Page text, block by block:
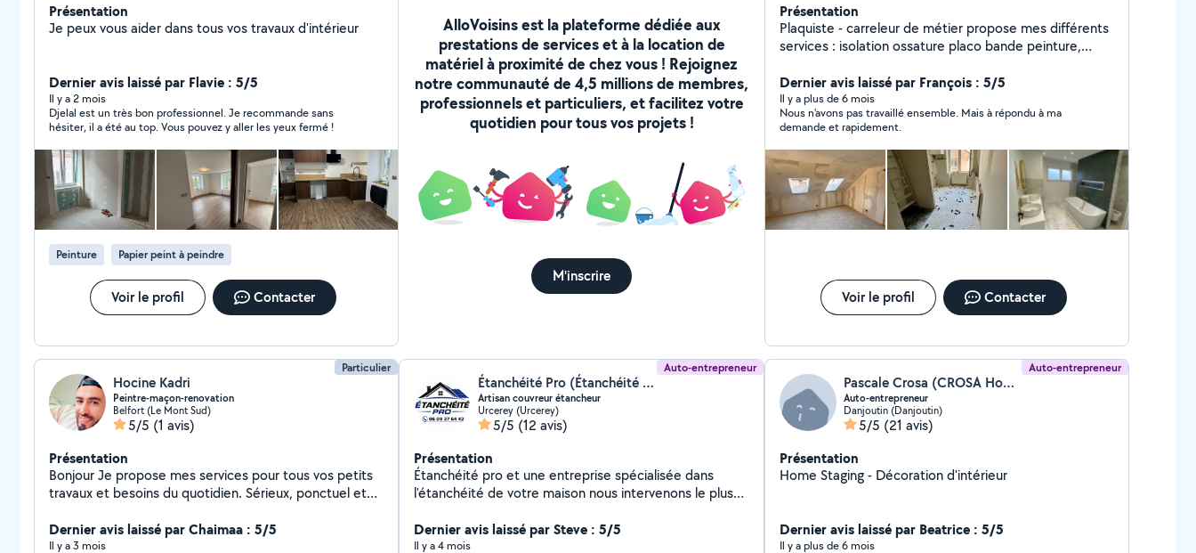
Présentation
Je peux vous aider dans tous vos travaux d'intérieur
Dernier avis laissé par Flavie : 5/5
Il y a 2 mois
Djelal est un très bon professionnel. Je recommande sans
hésiter, il a été au top. Vous pouvez y aller les yeux fermé !
Peinture Papier peint à peindre
Voir le profil Contacter
AlloVoisins est la plateforme dédiée aux
prestations de services et à la location de
matériel à proximité de chez vous ! Rejoignez
notre communauté de 4,5 millions de membres,
professionnels et particuliers, et facilitez votre
quotidien pour tous vos projets !
M'inscrire
Présentation
Plaquiste - carreleur de métier propose mes différents
services : isolation ossature placo bande peinture,
Dernier avis laissé par François : 5/5
Il y a plus de 6 mois
Nous n'avons pas travaillé ensemble. Mais à répondu à ma
demande et rapidement.
Voir le profil Contacter
Particulier
Hocine Kadri
Peintre-maçon-renovation
Belfort (Le Mont Sud)
5/5 (1 avis)
Présentation
Bonjour Je propose mes services pour tous vos petits
travaux et besoins du quotidien. Sérieux, ponctuel et
toujours avec attention. Mes services : -Montage de
meubles -Aide au déménagement -Petits travaux :
Dernier avis laissé par Chaimaa : 5/5
Il y a 3 mois
Auto-entrepreneur
Étanchéité Pro (Étanchéité Pro)
Artisan couvreur étancheur
Urcerey (Urcerey)
5/5 (12 avis)
Présentation
Étanchéité pro et une entreprise spécialisée dans
l'étanchéité de votre maison nous intervenons le plus
imperméabilisation de vos tuiles et mise en peinture
revet-gum 400% d'élasticité nous faisons aussi de la
Dernier avis laissé par Steve : 5/5
Il y a 4 mois
Auto-entrepreneur
Pascale Crosa (CROSA Home Staging - Décoration)
Auto-entrepreneur
Danjoutin (Danjoutin)
5/5 (21 avis)
Présentation
Home Staging - Décoration d'intérieur
Dernier avis laissé par Beatrice : 5/5
Il y a plus de 6 mois